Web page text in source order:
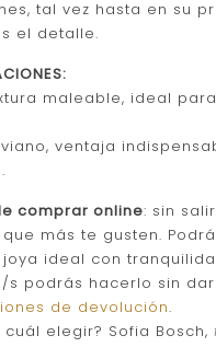
tal vez hasta en su
el detalle.
maleable, ideal
ventaja
comprar online: sin
más te gusten.
ideal con
s podrás hacerlo sin dar
de devolución.
cuál elegir? Sofia Bosch,